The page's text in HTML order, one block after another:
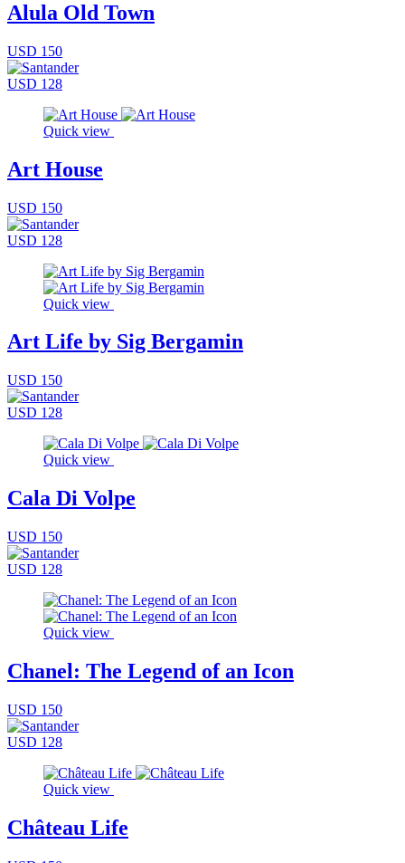
Alula Old Town
USD 150
USD 128
Quick view
Art House
USD 150
USD 128
Quick view
Art Life by Sig Bergamin
USD 150
USD 128
Quick view
Cala Di Volpe
USD 150
USD 128
Quick view
Chanel: The Legend of an Icon
USD 150
USD 128
Quick view
Château Life